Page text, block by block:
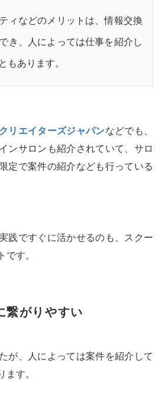
ィなどのメリットは、情報交換
き、人によっては仕事を紹介し
もあります。
クリエイターズジャパンなどでも、
ンサロンも紹介されていて、サロ
定で案件の紹介なども行っている
践ですぐに活かせるのも、スクー
です。
がりやすい
が、人によっては案件を紹介して
ます。